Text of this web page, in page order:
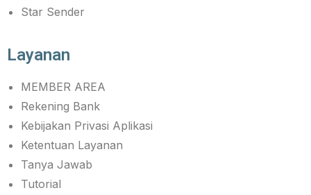
Star Sender
Layanan
MEMBER AREA
Rekening Bank
Kebijakan Privasi Aplikasi
Ketentuan Layanan
Tanya Jawab
Tutorial